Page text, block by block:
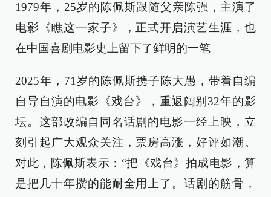
1979年，25岁的陈佩斯跟随父亲陈强，主演了
电影《瞧这一家子》，正式开启演艺生涯，也
在中国喜剧电影史上留下了鲜明的一笔。
2025年，71岁的陈佩斯携子陈大愚，带着自编
自导自演的电影《戏台》，重返阔别32年的影
坛。这部改编自同名话剧的电影一经上映，立
刻引起广大观众关注，票房高涨，好评如潮。
对此，陈佩斯表示：“把《戏台》拍成电影，算
是把几十年攒的能耐全用上了。话剧的筋骨，